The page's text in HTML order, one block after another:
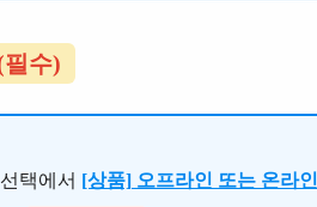
필수)
택에서 [상품] 오프라인 또는 온라인